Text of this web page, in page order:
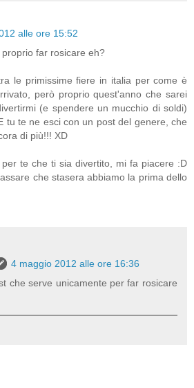
alle ore 15:52
far rosicare eh?
le primissime fiere in italia per come è
però proprio quest'anno che sarei
(e spendere un mucchio di soldi)
tu te ne esci con un post del genere, che
di più!!! XD
te che ti sia divertito, mi fa piacere :D
che stasera abbiamo la prima dello
4 maggio 2012 alle ore 16:36
che serve unicamente per far rosicare